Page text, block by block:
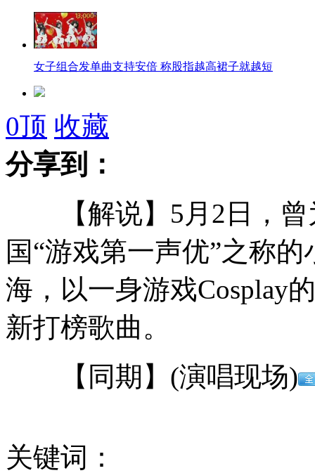
女子组合发单曲支持安倍 称股指越高裙子就越短
港“限奶令”致销售减二成 店家调价促销
韩国：拟为开城企业“输血”3千亿韩元
美国务院：对钓鱼岛主权不持立场
东大33学生被困浙江炉西峡 19小时救援脱险
0顶 收藏
分享到：
【解说】5月2日，曾
国“游戏第一声优”之称
海，以一身游戏Cosplay
新打榜歌曲。
【同期】(演唱现场)
关键词：